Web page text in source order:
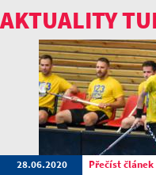
AKTUALITY
28.06.2020 Přečíst článek